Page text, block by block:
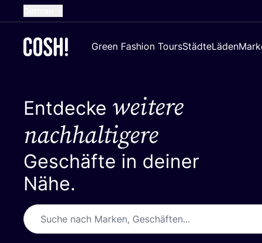
Dutch
Spanish
Green Fashion ToursStädteLäden
Entdecke weitere
nachhaltigere
Geschäfte in deiner
Nähe.